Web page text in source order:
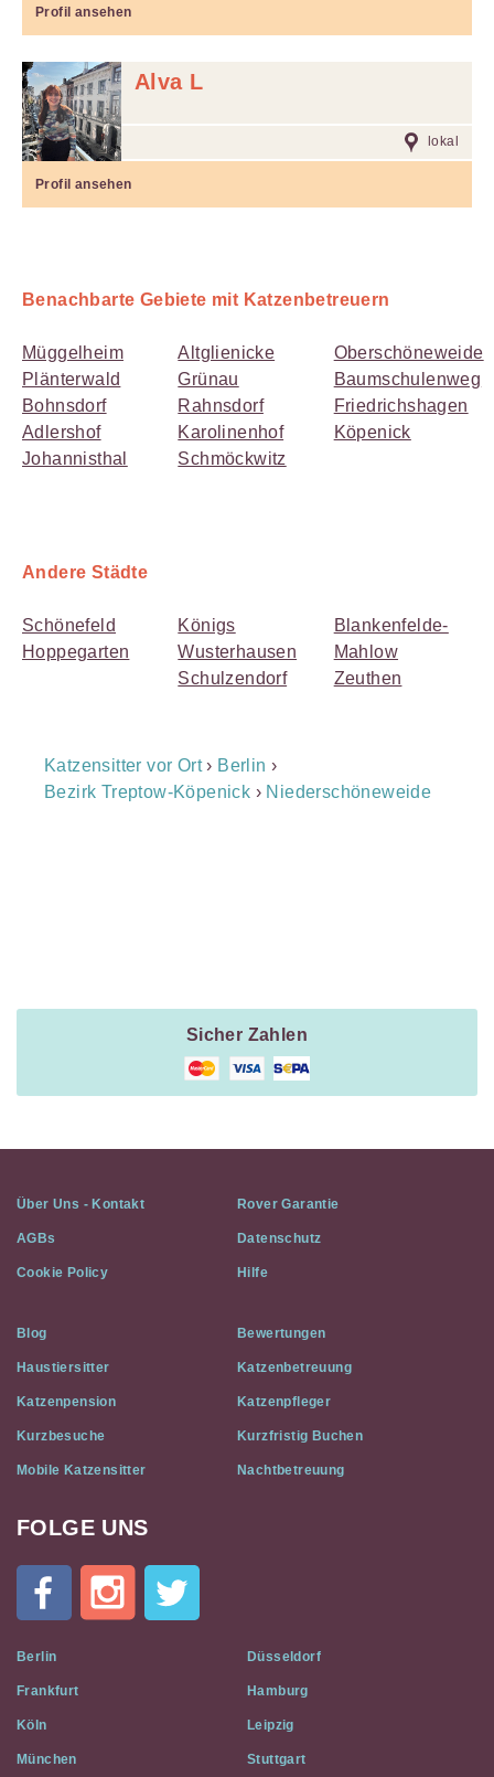
Profil ansehen
Alva L
lokal
Profil ansehen
Benachbarte Gebiete mit Katzenbetreuern
Müggelheim
Plänterwald
Bohnsdorf
Adlershof
Johannisthal
Altglienicke
Grünau
Rahnsdorf
Karolinenhof
Schmöckwitz
Oberschöneweide
Baumschulenweg
Friedrichshagen
Köpenick
Andere Städte
Schönefeld
Hoppegarten
Königs
Wusterhausen
Schulzendorf
Blankenfelde-
Mahlow
Zeuthen
Breadcrumb
Navigation
Katzensitter vor Ort› Berlin ›
Bezirk Treptow-Köpenick › Niederschöneweide
Sicher Zahlen
Über Uns - Kontakt Rover Garantie
AGBs Datenschutz
Cookie Policy Hilfe
Blog Bewertungen
Haustiersitter Katzenbetreuung
Katzenpension Katzenpfleger
Kurzbesuche Kurzfristig Buchen
Mobile Katzensitter Nachtbetreuung
Cat
Flat
Social
Media
FOLGE UNS
Berlin Düsseldorf
Frankfurt Hamburg
Köln Leipzig
München Stuttgart